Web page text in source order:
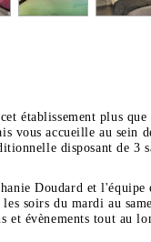
établissement plus
vous accueille au sein
disposant de 3
Doudard et
soirs du mardi au
et évènements tout au